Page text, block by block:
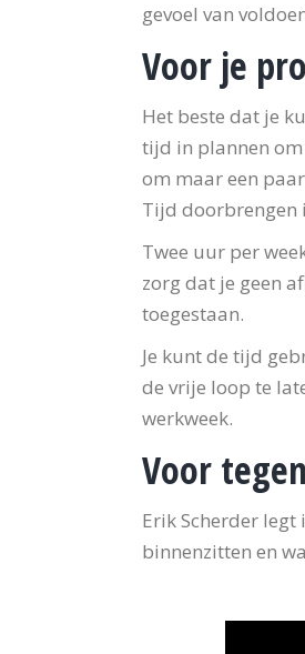
gevoel van
Voor je
Het beste dat je
tijd in plannen om
om maar een
Tijd doorbrengen
Twee uur per
zorg dat je geen
toegestaan.
Je kunt de tijd
de vrije loop te
werkweek.
Voor
Erik Scherder
binnenzitten en